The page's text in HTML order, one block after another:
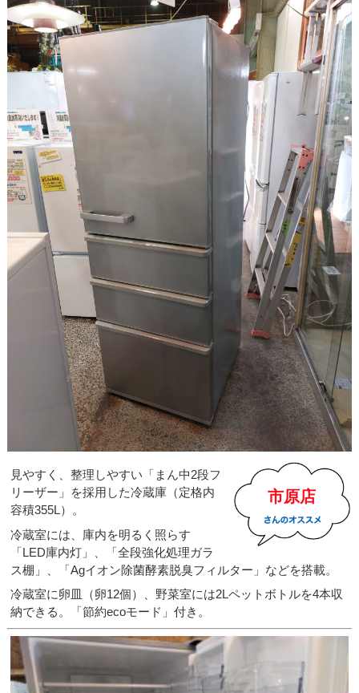
市原店
見やすく、整理しやすい「まん中2段フ
リーザー」を採用した冷蔵庫（定格内
容積355L）。
冷蔵室には、庫内を明るく照らす
「LED庫内灯」、「全段強化処理ガラ
ス棚」、「Agイオン除菌酵素脱臭フィルター」などを搭載。
冷蔵室に卵皿（卵12個）、野菜室には2Lペットボトルを4本収
納できる。「節約ecoモード」付き。